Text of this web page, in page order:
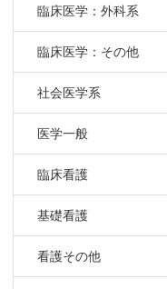
臨床医学：外科系
臨床医学：その他
社会医学系
医学一般
臨床看護
基礎看護
看護その他